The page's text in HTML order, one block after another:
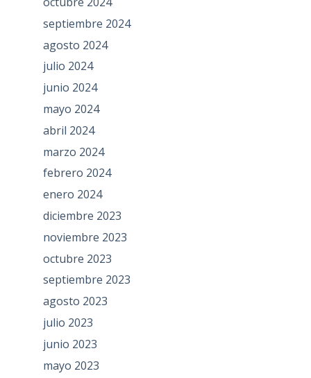
septiembre 2024
agosto 2024
julio 2024
junio 2024
mayo 2024
abril 2024
marzo 2024
febrero 2024
enero 2024
diciembre 2023
noviembre 2023
octubre 2023
septiembre 2023
agosto 2023
julio 2023
junio 2023
mayo 2023